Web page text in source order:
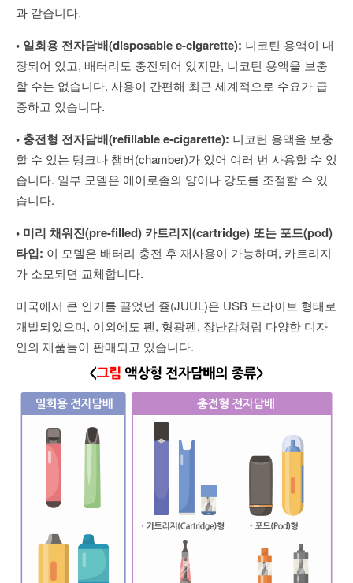
과 같습니다.
• 일회용 전자담배(disposable e-cigarette): 니코틴 용액이 내
장되어 있고, 배터리도 충전되어 있지만, 니코틴 용액을 보충
할 수는 없습니다. 사용이 간편해 최근 세계적으로 수요가 급
증하고 있습니다.
• 충전형 전자담배(refillable e-cigarette): 니코틴 용액을 보충
할 수 있는 탱크나 챔버(chamber)가 있어 여러 번 사용할 수 있
습니다. 일부 모델은 에어로졸의 양이나 강도를 조절할 수 있
습니다.
• 미리 채워진(pre-filled) 카트리지(cartridge) 또는 포드(pod)
타입: 이 모델은 배터리 충전 후 재사용이 가능하며, 카트리지
가 소모되면 교체합니다.
미국에서 큰 인기를 끌었던 쥴(JUUL)은 USB 드라이브 형태로
개발되었으며, 이외에도 펜, 형광펜, 장난감처럼 다양한 디자
인의 제품들이 판매되고 있습니다.